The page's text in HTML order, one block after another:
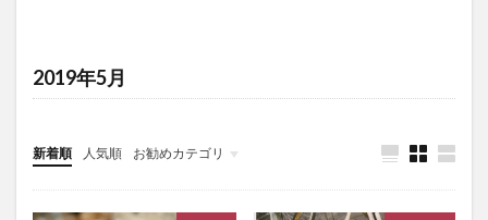
2019年5月
新着順 人気順 お勧めカテゴリ
未分類